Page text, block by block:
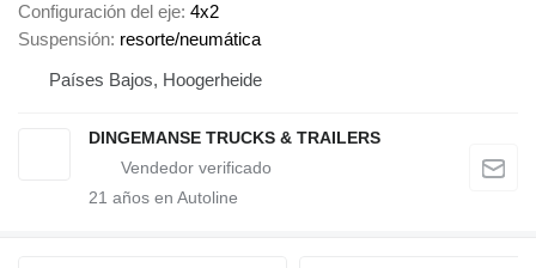
Configuración del eje 4x2
Suspensión resorte/neumática
Países Bajos, Hoogerheide
DINGEMANSE TRUCKS & TRAILERS
21 años en Autoline